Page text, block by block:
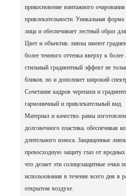
прикосновение винтажного
привлекательности. Уникальная форма
лица и обеспечивает лестный образ
Цвет и объектив: линзы имеют
более темного оттенка вверху к более
стильный градиентный эффект не
бликов, но и дополняет широкий
Сочетание кадров черепахи и
гармоничный и привлекательный вид.
Материал и качество: рамы
долговечного пластика, обеспечивая
длительного износа. Защищенные
превосходную защиту глаз от
что делает эти солнцезащитные очки
использования в течение всего дня в
открытом воздухе.